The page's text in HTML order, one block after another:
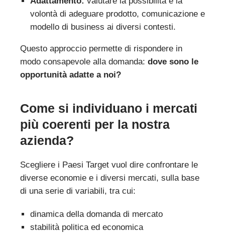
volontà di adeguare prodotto, comunicazione e
modello di business ai diversi contesti.
Questo approccio permette di rispondere in
modo consapevole alla domanda: dove sono le
opportunità adatte a noi?
Come si individuano i mercati
più coerenti per la nostra
azienda?
Scegliere i Paesi Target vuol dire confrontare le
diverse economie e i diversi mercati, sulla base
di una serie di variabili, tra cui:
dinamica della domanda di mercato
stabilità politica ed economica